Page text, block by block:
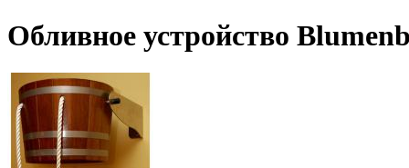
Обливное устройство